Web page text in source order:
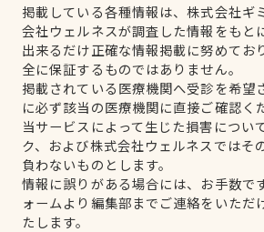
掲載している各種情報は、株式会社ギ
会社ウェルネスが調査した情報をもと
出来るだけ正確な情報掲載に努めてお
全に保証するものではありません。
掲載されている医療機関へ受診を希望
に必ず該当の医療機関に直接ご確認く
当サービスによって生じた損害につい
ク、および株式会社ウェルネスではそ
負わないものとします。
情報に誤りがある場合には、お手数で
ォームより編集部までご連絡をいただ
たします。